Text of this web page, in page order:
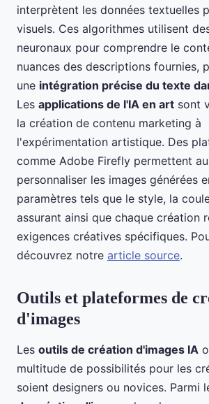
interprètent les données textuelles
visuels. Ces algorithmes utilisent
neuronaux pour comprendre le
nuances des descriptions fournies,
une intégration précise du texte
Les applications de l'IA en art sont
la création de contenu marketing à
l'expérimentation artistique. Des
comme Adobe Firefly permettent
personnaliser les images générées
paramètres tels que le style, la
assurant ainsi que chaque création
exigences créatives spécifiques.
découvrez notre article source.
Outils et plateformes de
d'images
Les outils de création d'images IA
multitude de possibilités pour les
soient designers ou novices. Parmi